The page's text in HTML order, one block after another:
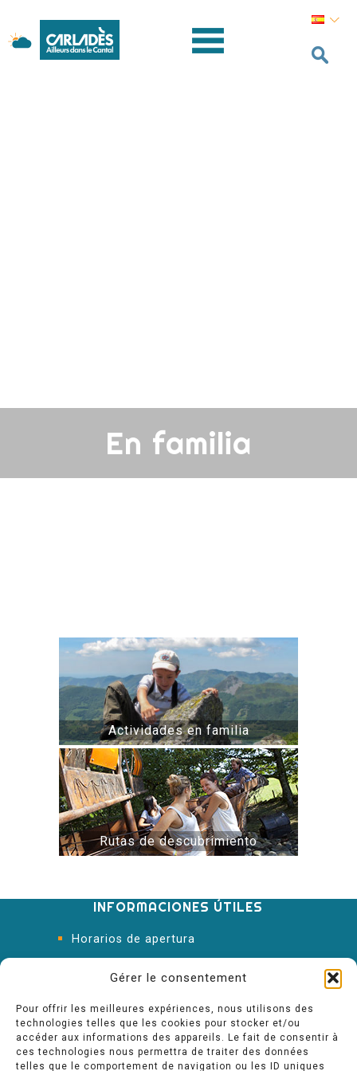
Gérer le consentement
Pour offrir les meilleures expériences, nous utilisons des
technologies telles que les cookies pour stocker et/ou
accéder aux informations des appareils. Le fait de consentir à
ces technologies nous permettra de traiter des données
telles que le comportement de navigation ou les ID uniques
En familia
Actividades en familia
Rutas de descubrimiento
INFORMACIONES ÚTILES
Horarios de apertura
Oficina de Turismo